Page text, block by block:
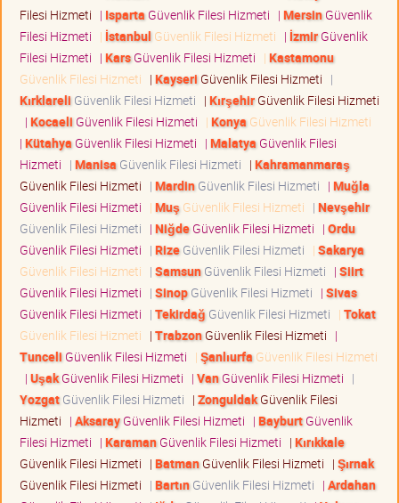
Filesi Hizmeti | Isparta Güvenlik Filesi Hizmeti | MersinGüvenlik
Filesi Hizmeti | İstanbul Güvenlik Filesi Hizmeti | İzmirGüvenlik
Filesi Hizmeti | KarsGüvenlik Filesi Hizmeti | Kastamonu
Güvenlik Filesi Hizmeti | Kayseri Güvenlik Filesi Hizmeti |
Kırklareli Güvenlik Filesi Hizmeti | KırşehirGüvenlik Filesi Hizmeti
| Kocaeli Güvenlik Filesi Hizmeti | Konya Güvenlik Filesi Hizmeti
| Kütahya Güvenlik Filesi Hizmeti | Malatya Güvenlik Filesi
Hizmeti | Manisa Güvenlik Filesi Hizmeti | Kahramanmaraş
Güvenlik Filesi Hizmeti | MardinGüvenlik Filesi Hizmeti | Muğla
Güvenlik Filesi Hizmeti | Muş Güvenlik Filesi Hizmeti | Nevşehir
Güvenlik Filesi Hizmeti | NiğdeGüvenlik Filesi Hizmeti | Ordu
Güvenlik Filesi Hizmeti | RizeGüvenlik Filesi Hizmeti | Sakarya
Güvenlik Filesi Hizmeti | SamsunGüvenlik Filesi Hizmeti | Siirt
Güvenlik Filesi Hizmeti | SinopGüvenlik Filesi Hizmeti | Sivas
Güvenlik Filesi Hizmeti | Tekirdağ Güvenlik Filesi Hizmeti | Tokat
Güvenlik Filesi Hizmeti | TrabzonGüvenlik Filesi Hizmeti |
Tunceli Güvenlik Filesi Hizmeti | Şanlıurfa Güvenlik Filesi Hizmeti
| UşakGüvenlik Filesi Hizmeti | VanGüvenlik Filesi Hizmeti |
YozgatGüvenlik Filesi Hizmeti | ZonguldakGüvenlik Filesi
Hizmeti | AksarayGüvenlik Filesi Hizmeti | BayburtGüvenlik
Filesi Hizmeti | KaramanGüvenlik Filesi Hizmeti | Kırıkkale
Güvenlik Filesi Hizmeti | BatmanGüvenlik Filesi Hizmeti | Şırnak
Güvenlik Filesi Hizmeti | BartınGüvenlik Filesi Hizmeti | Ardahan